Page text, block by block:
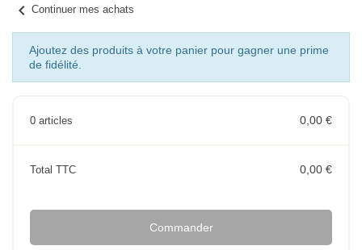
chevron_left Continuer mes achats
Ajoutez des produits à votre panier pour gagner une prime
de fidélité.
0 articles 0,00 €
Total TTC 0,00 €
Commander